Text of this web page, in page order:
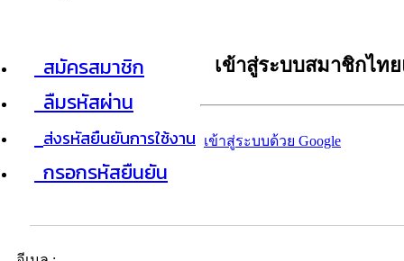
สมัครสมาชิก
ลืมรหัสผ่าน
ส่งรหัสยืนยันการใช้งาน
กรอกรหัสยืนยัน
เข้าสู่ระบบสมาชิกไท
เข้าสู่ระบบด้วย Google